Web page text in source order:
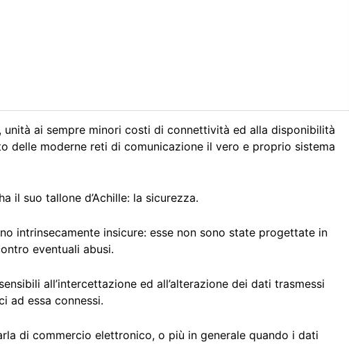
ai sempre minori costi di connettività ed alla disponibilità
delle moderne reti di comunicazione il vero e proprio sistema
il suo tallone d’Achille: la sicurezza.
intrinsecamente insicure: esse non sono state progettate in
eventuali abusi.
all’intercettazione ed all’alterazione dei dati trasmessi
ad essa connessi.
di commercio elettronico, o più in generale quando i dati